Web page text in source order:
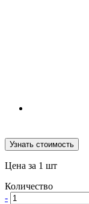
Узнать стоимость
Цена за 1 шт
Количество
-